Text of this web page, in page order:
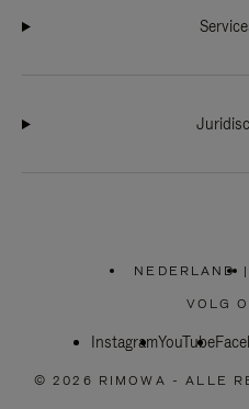
NEDERLAND
UW
|
VOLG
InstagramYouTube
© 2026 RIMOWA - ALLE